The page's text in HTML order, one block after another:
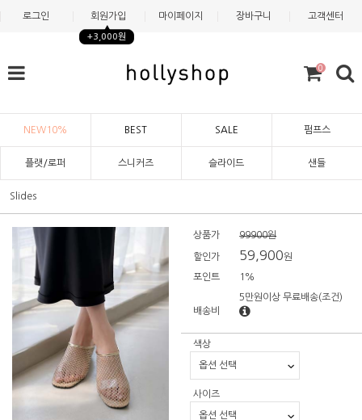
로그인 회원가입
+3,000원
마이페이지 장바구니 고객센터
0
NEW10% BEST SALE 펌프스
플랫/로퍼 스니커즈 슬라이드 샌들
Slides
상품가 99900원
할인가 59,900원
포인트 1%
배송비
5만원이상 무료배송(조건)
색상
사이즈